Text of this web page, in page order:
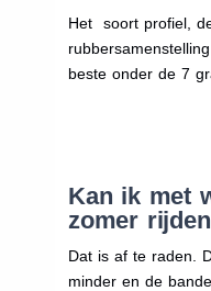
Het soort profiel,
beste onder de 7
Kan ik met
zomer
Dat is af te raden.
minder en de